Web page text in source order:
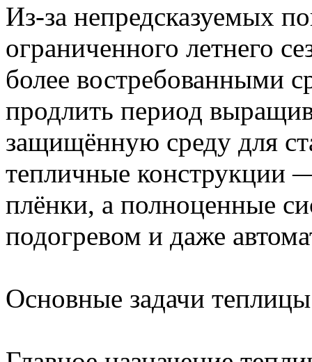
Из-за непредсказуемых
ограниченного летнего
более востребованными
продлить период
защищённую среду для
тепличные конструкции
плёнки, а полноценные
подогревом и даже
Основные задачи теплицы